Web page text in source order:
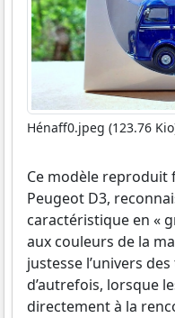
Hénaff0.jpeg (123.76
Ce modèle
Peugeot D3,
caractéristique en «
aux couleurs de la
justesse l’univers
d’autrefois, lorsque
directement à la